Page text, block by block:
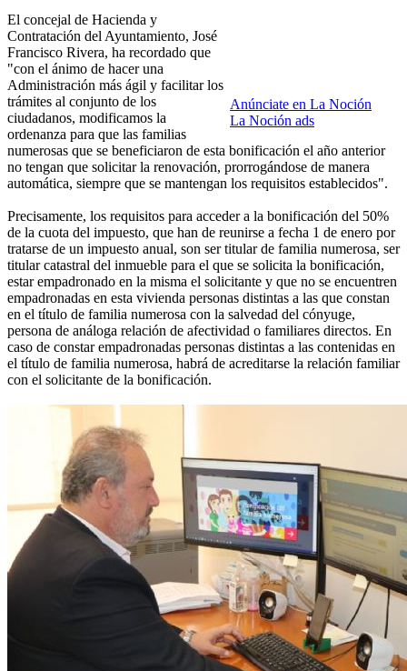
Anúnciate en La Noción
La Noción ads
El concejal de Hacienda y
Contratación del Ayuntamiento, José
Francisco Rivera, ha recordado que
"con el ánimo de hacer una
Administración más ágil y facilitar los
trámites al conjunto de los
ciudadanos, modificamos la
ordenanza para que las familias
numerosas que se beneficiaron de esta bonificación el año anterior
no tengan que solicitar la renovación, prorrogándose de manera
automática, siempre que se mantengan los requisitos establecidos".
Precisamente, los requisitos para acceder a la bonificación del 50%
de la cuota del impuesto, que han de reunirse a fecha 1 de enero por
tratarse de un impuesto anual, son ser titular de familia numerosa, ser
titular catastral del inmueble para el que se solicita la bonificación,
estar empadronado en la misma el solicitante y que no se encuentren
empadronadas en esta vivienda personas distintas a las que constan
en el título de familia numerosa con la salvedad del cónyuge,
persona de análoga relación de afectividad o familiares directos. En
caso de constar empadronadas personas distintas a las contenidas en
el título de familia numerosa, habrá de acreditarse la relación familiar
con el solicitante de la bonificación.